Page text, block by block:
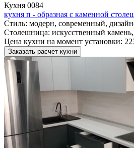
Кухня 0084
кухня п - образная с каменной
Стиль: модерн, современный,
Столешница: искусственный
Цена кухни на момент установки:
Заказать расчет кухни